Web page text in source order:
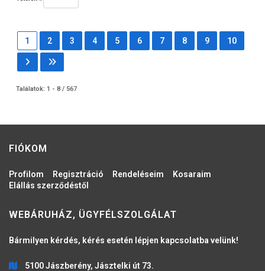
1 2 3 4 5 6 7 8 9 10
Találatok: 1 - 8 / 567
FIÓKOM
Profilom Regisztráció Rendeléseim
Kosaraim
Elállás szerződéstől
WEBÁRUHÁZ, ÜGYFÉLSZOLGÁLAT
Bármilyen kérdés, kérés esetén lépjen kapcsolatba velünk!
5100 Jászberény, Jásztelki út 73.